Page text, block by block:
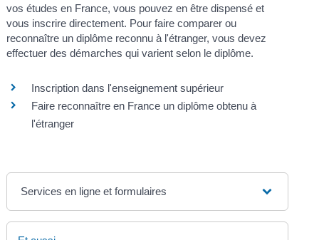
vos études en France, vous pouvez en être dispensé et
vous inscrire directement. Pour faire comparer ou
reconnaître un diplôme reconnu à l'étranger, vous devez
effectuer des démarches qui varient selon le diplôme.
Inscription dans l'enseignement supérieur
Faire reconnaître en France un diplôme obtenu à
l'étranger
Services en ligne et formulaires